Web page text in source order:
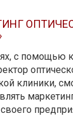
с помощью
клиники,